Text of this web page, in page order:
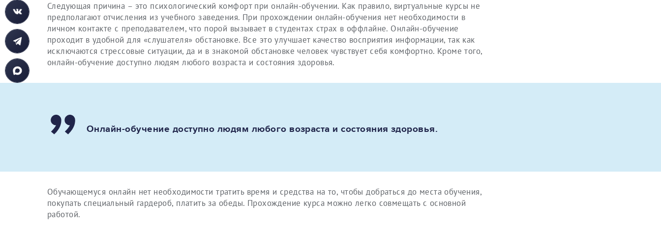
Следующая причина – это психологический комфорт при онлайн-обучении. Как правило, виртуальные курсы не
предполагают отчисления из учебного заведения. При прохождении онлайн-обучения нет необходимости в
личном контакте с преподавателем, что порой вызывает в студентах страх в оффлайне. Онлайн-обучение
проходит в удобной для «слушателя» обстановке. Все это улучшает качество восприятия информации, так как
исключаются стрессовые ситуации, да и в знакомой обстановке человек чувствует себя комфортно. Кроме того,
онлайн-обучение доступно людям любого возраста и состояния здоровья.
Онлайн-обучение доступно людям любого возраста и состояния здоровья.
Обучающемуся онлайн нет необходимости тратить время и средства на то, чтобы добраться до места обучения,
покупать специальный гардероб, платить за обеды. Прохождение курса можно легко совмещать с основной
работой.